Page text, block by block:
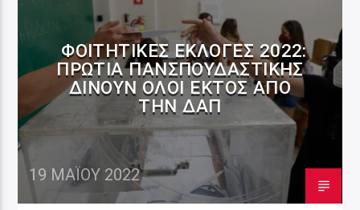
ΦΟΙΤΗΤΙΚΈΣ ΕΚΛΟΓΈΣ 2022:
ΠΡΩΤΙΆ ΠΑΝΣΠΟΥΔΑΣΤΙΚΉΣ
ΔΊΝΟΥΝ ΌΛΟΙ ΕΚΤΌΣ ΑΠΌ
ΤΗΝ ΔΑΠ
19 ΜΑΪ́ΟΥ 2022